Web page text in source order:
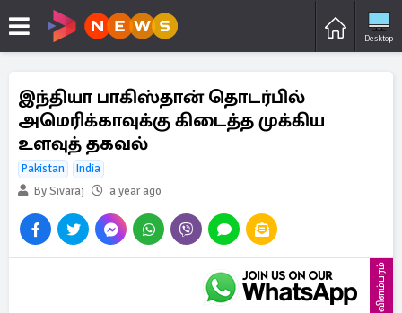
Desktop
இந்தியா பாகிஸ்தான் தொடர்பில்
அமெரிக்காவுக்கு கிடைத்த முக்கிய
உளவுத் தகவல்
Pakistan
India
By Sivaraj
a year ago
விளம்பரம்